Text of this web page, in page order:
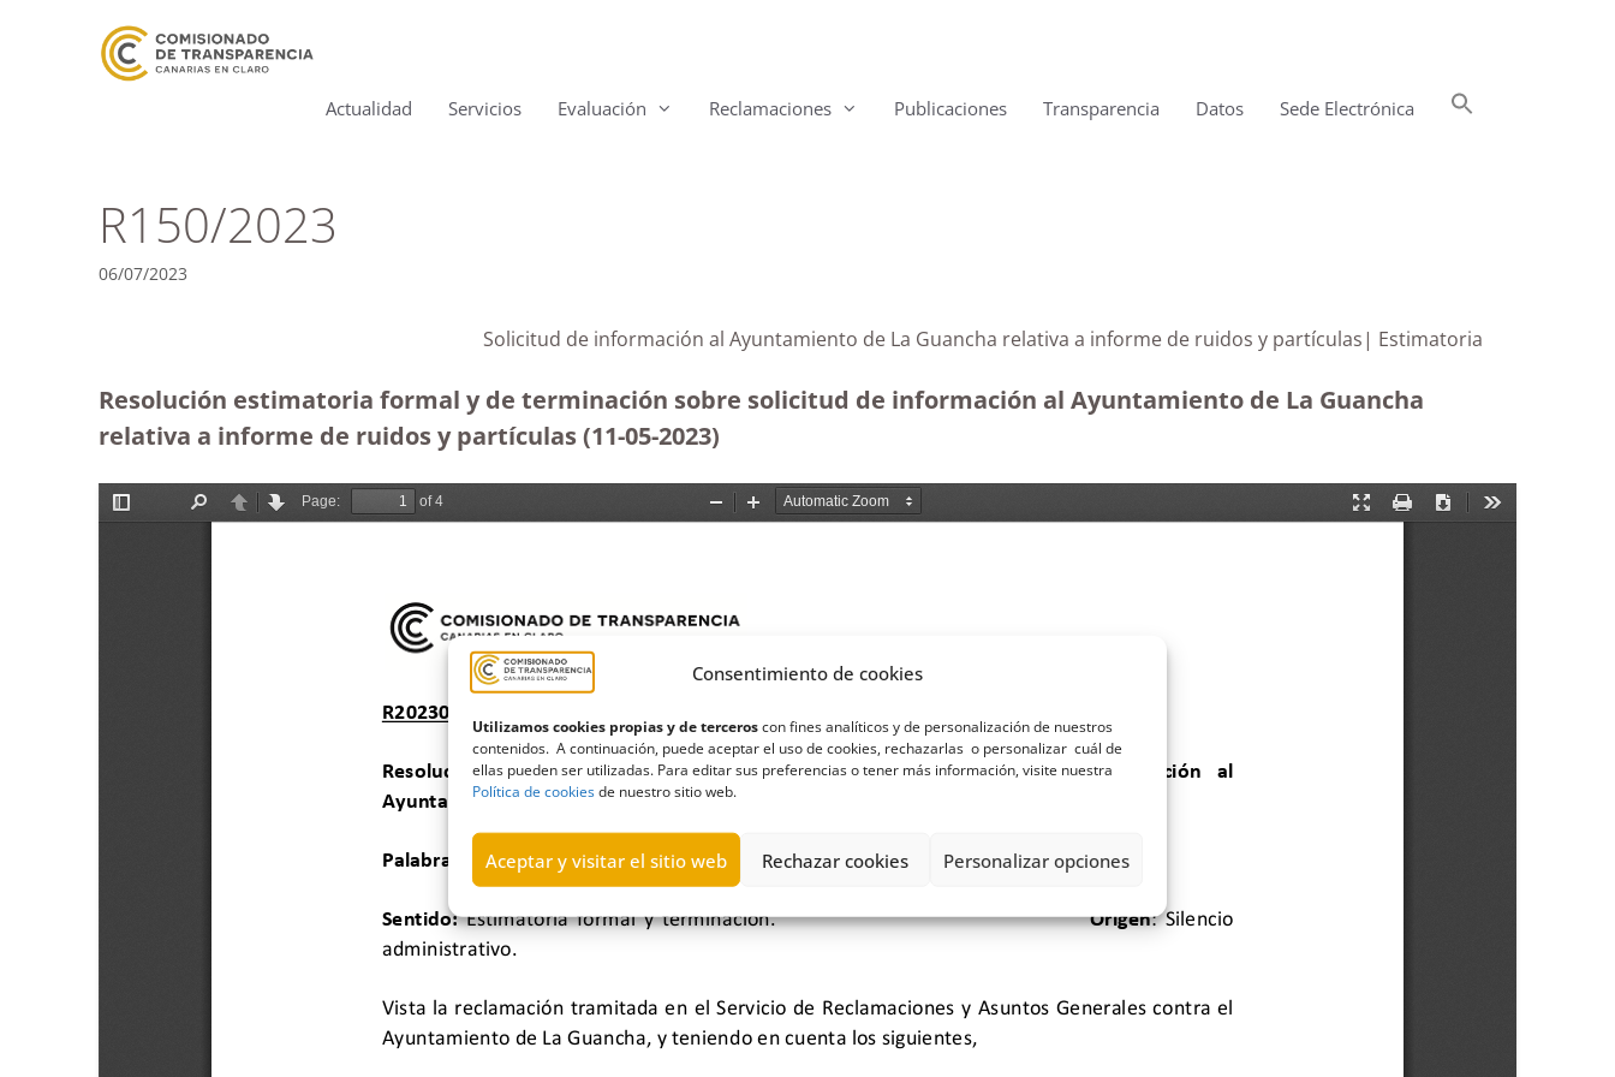
Consentimiento de cookies
Utilizamos cookies propias y de terceroscon fines analíticos y de personalización de nuestros
contenidos. A continuación, puede aceptar el uso de cookies, rechazarlas o personalizar cuál de
ellas pueden ser utilizadas. Para editar sus preferencias o tener más información, visite nuestra
Política de cookiesde nuestro sitio web.
Aceptar y visitar el sitio web Rechazar cookies Personalizar opciones
Actualidad Servicios Evaluación Reclamaciones Publicaciones Transparencia Datos Sede Electrónica
R150/2023
06/07/2023
Solicitud de información al Ayuntamiento de La Guancha relativa a informe de ruidos y partículas| Estimatoria
Resolución estimatoria formal y de terminación sobre solicitud de información al Ayuntamiento de La Guancha
relativa a informe de ruidos y partículas (11-05-2023)